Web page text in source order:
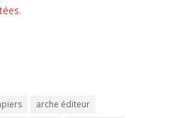
.
arche éditeur